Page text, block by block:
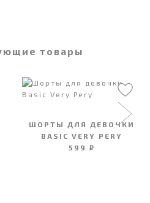
товары
ШОРТЫ ДЛЯ ДЕВОЧКИ
BASIC VERY PERY
599 ₽